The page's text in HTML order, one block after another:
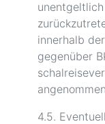
innerhalb
gegenüber
4.5.